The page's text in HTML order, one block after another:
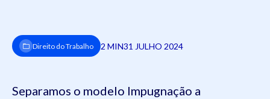
Direito do Trabalho 2 MIN31 JULHO 2024
Separamos o modelo Impugnação a